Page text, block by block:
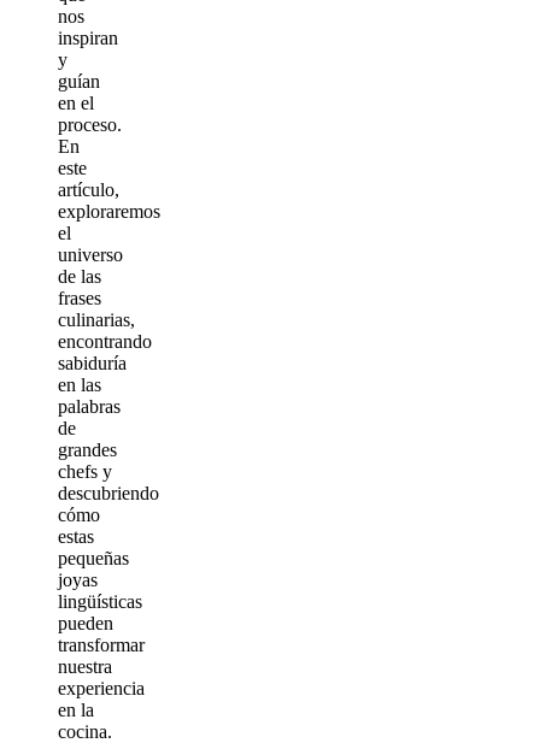
nos
inspiran
y
guían
en el
proceso.
En
este
artículo,
exploraremos
el
universo
de las
frases
culinarias,
encontrando
sabiduría
en las
palabras
de
grandes
chefs y
descubriendo
cómo
estas
pequeñas
joyas
lingüísticas
pueden
transformar
nuestra
experiencia
en la
cocina.